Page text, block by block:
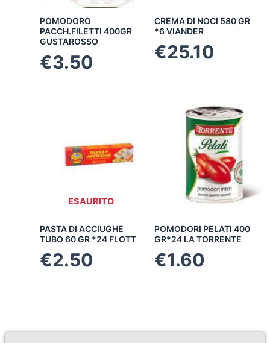
POMODORO
PACCH.FILETTI 400GR
GUSTAROSSO
€3.50
CREMA DI NOCI 580 GR
*6 VIANDER
€25.10
ESAURITO
PASTA DI ACCIUGHE
TUBO 60 GR *24 FLOTT
€2.50
POMODORI PELATI 400
GR*24 LA TORRENTE
€1.60